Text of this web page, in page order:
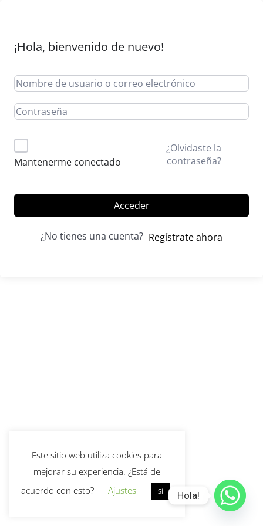
¡Hola, bienvenido de nuevo!
Mantenerme conectado
¿Olvidaste la
contraseña?
Acceder
¿No tienes una cuenta? Regístrate ahora
Este sitio web utiliza cookies para
mejorar su experiencia. ¿Está de
acuerdo con esto?
Ajustes Sí Hola!